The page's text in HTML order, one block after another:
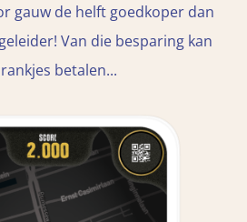
gauw de helft goedkoper dan
Van die besparing kan
betalen...